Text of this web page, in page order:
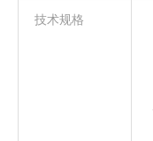
技术规格